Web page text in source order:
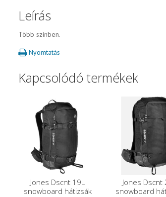
Leírás
Több színben.
Nyomtatás
Kapcsolódó termékek
Jones Dscnt 19L
snowboard hátizsák
Jones Dscnt
snowboard